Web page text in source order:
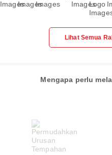
Lihat Semua
Mengapa perlu